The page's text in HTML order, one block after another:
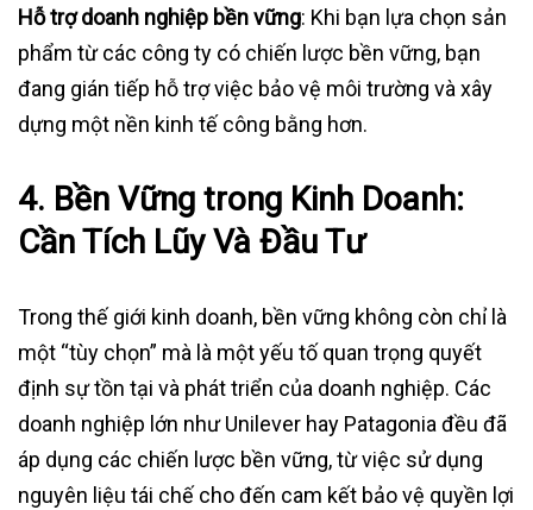
Hỗ trợ doanh nghiệp bền vững: Khi bạn lựa chọn sản
phẩm từ các công ty có chiến lược bền vững, bạn
đang gián tiếp hỗ trợ việc bảo vệ môi trường và xây
dựng một nền kinh tế công bằng hơn.
4. Bền Vững trong Kinh Doanh:
Cần Tích Lũy Và Đầu Tư
Trong thế giới kinh doanh, bền vững không còn chỉ là
một “tùy chọn” mà là một yếu tố quan trọng quyết
định sự tồn tại và phát triển của doanh nghiệp. Các
doanh nghiệp lớn như Unilever hay Patagonia đều đã
áp dụng các chiến lược bền vững, từ việc sử dụng
nguyên liệu tái chế cho đến cam kết bảo vệ quyền lợi